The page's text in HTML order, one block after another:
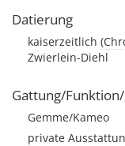
Datierung
kaiserzeitlich
Zwierlein-Diehl
Gattung/
Gemme/Kameo
private